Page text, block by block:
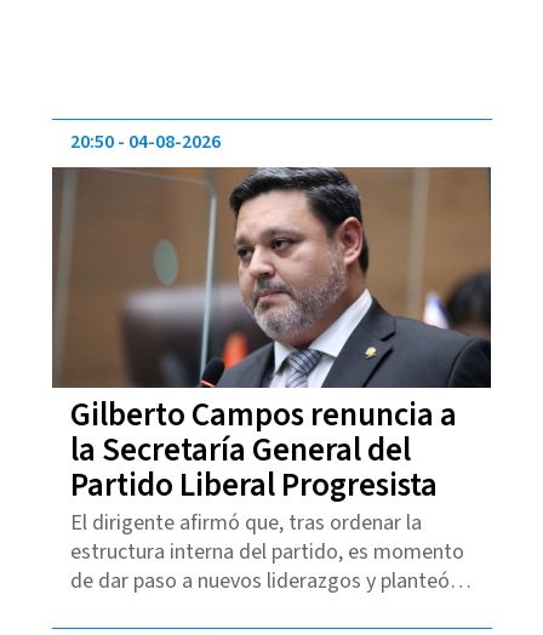
Gilberto Campos renuncia a
la Secretaría General del
Partido Liberal Progresista
El dirigente afirmó que, tras ordenar la
estructura interna del partido, es momento
de dar paso a nuevos liderazgos y planteó
20:50 04-08-2026